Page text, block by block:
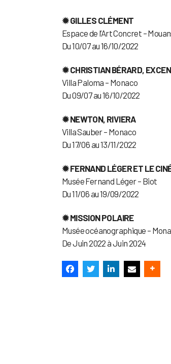
✹ GILLES CLÉMENT
Espace de l’Art Concret –
Du 10/07 au 16/10/2022
✹ CHRISTIAN BÉRARD,
Villa Paloma – Monaco
Du 09/07 au 16/10/2022
✹ NEWTON, RIVIERA
Villa Sauber – Monaco
Du 17/06 au 13/11/2022
✹ FERNAND LÉGER ET LE
Musée Fernand Léger – Biot
Du 11/06 au 19/09/2022
✹ MISSION POLAIRE
Musée océanographique –
De Juin 2022 à Juin 2024